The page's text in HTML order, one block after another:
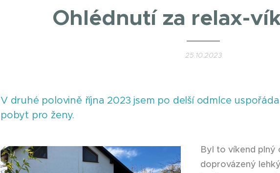
Ohlédnutí za relax-
25.10.2023
V druhé polovině října 2023 jsem po delší odmlce
pobyt pro ženy.
Byl to víkend plný
doprovázený